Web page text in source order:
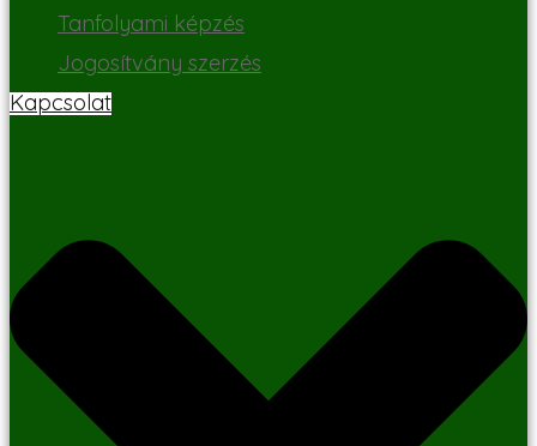
Tanfolyami képzés
Jogosítvány szerzés
Kapcsolat